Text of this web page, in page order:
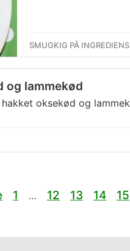
SMUGKIG PÅ
og lammekød
oksekød og
1 … 12 13 14 15